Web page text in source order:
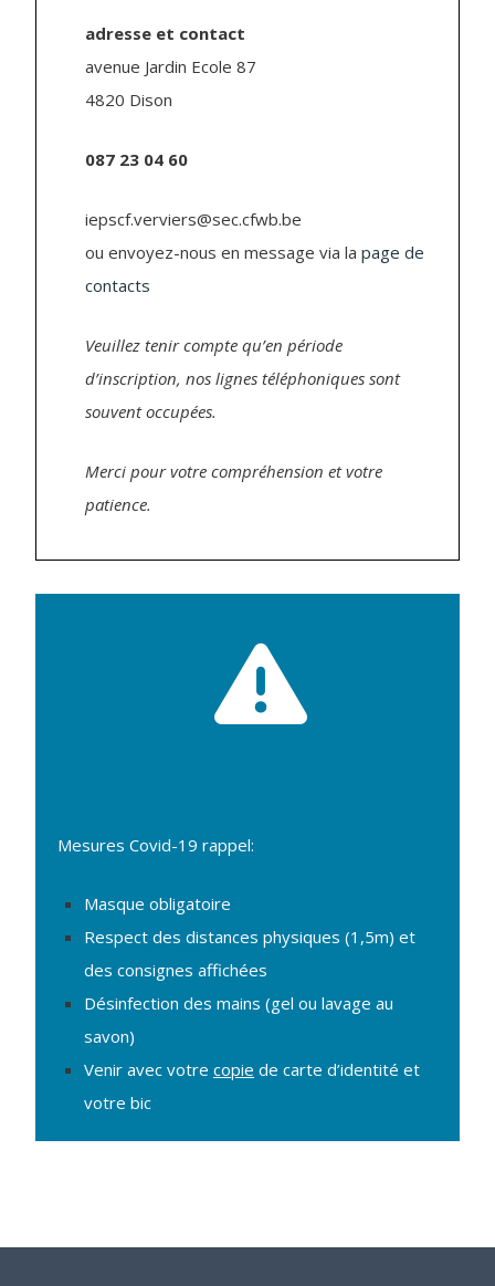
adresse et contact
avenue Jardin Ecole 87
4820 Dison
087 23 04 60
iepscf.verviers@sec.cfwb.be
ou envoyez-nous en message via la page de
contacts
Veuillez tenir compte qu’en période
d’inscription, nos lignes téléphoniques sont
souvent occupées.
Merci pour votre compréhension et votre
patience.
Mesures Covid-19 rappel:
Masque obligatoire
Respect des distances physiques (1,5m) et
des consignes affichées
Désinfection des mains (gel ou lavage au
savon)
Venir avec votre copie de carte d’identité et
votre bic